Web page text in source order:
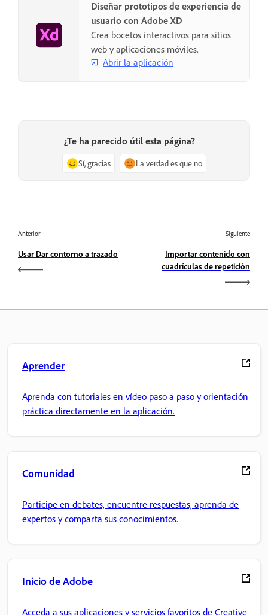
Diseñar prototipos de experiencia de
usuario con Adobe XD
Crea bocetos interactivos para sitios
web y aplicaciones móviles.
Abrir la aplicación
¿Te ha parecido útil esta página?
Sí, gracias La verdad es que no
Anterior
Usar Dar contorno a trazado
Siguiente
Importar contenido con
cuadrículas de repetición
Aprender
Aprenda con tutoriales en vídeo paso a paso y orientación
práctica directamente en la aplicación.
Comunidad
Participe en debates, encuentre respuestas, aprenda de
expertos y comparta sus conocimientos.
Inicio de Adobe
Acceda a sus aplicaciones y servicios favoritos de Creative